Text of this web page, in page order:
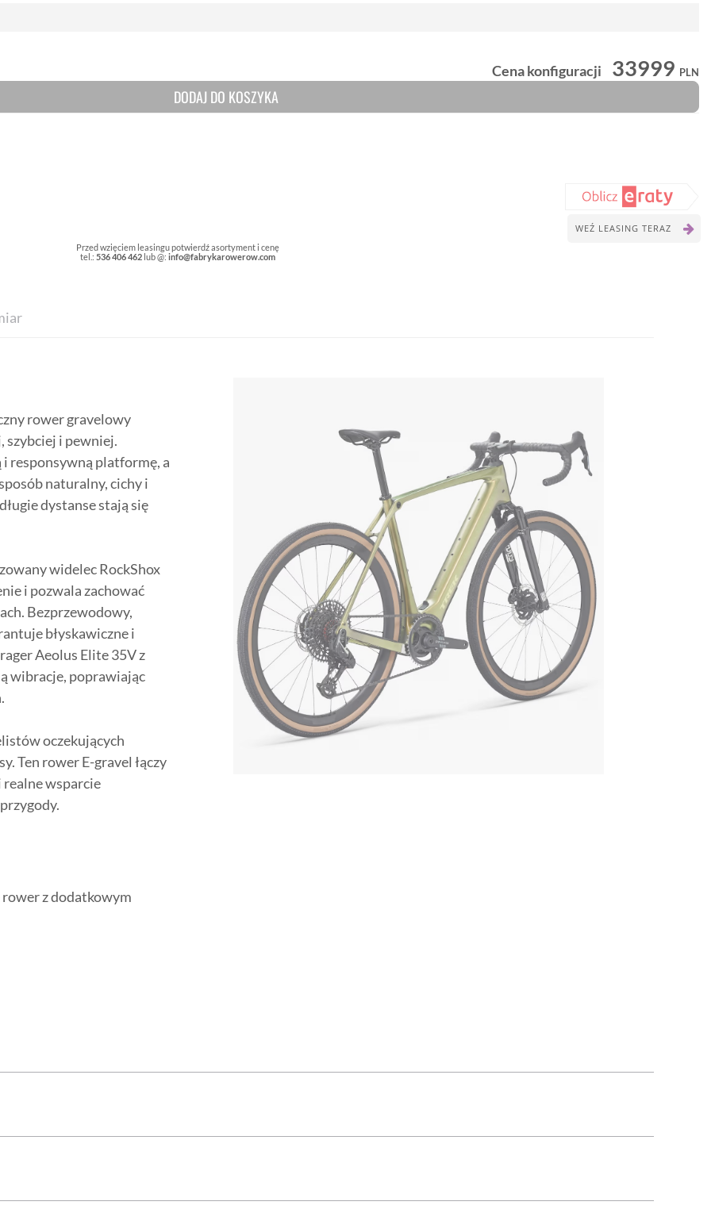
Cena konfiguracji 33999 PLN
DODAJ DO KOSZYKA
WEŹ LEASING TERAZ
Przed wzięciem leasingu potwierdź asortyment i cenę
tel.: 536 406 462 lub @: info@fabrykarowerow.com
rower gravelowy
szybciej i pewniej.
responsywną platformę, a
naturalny, cichy i
dystanse stają się
widelec RockShox
i pozwala zachować
Bezprzewodowy,
błyskawiczne i
Aeolus Elite 35V z
wibracje, poprawiając
oczekujących
Ten rower E-gravel łączy
wsparcie
z dodatkowym